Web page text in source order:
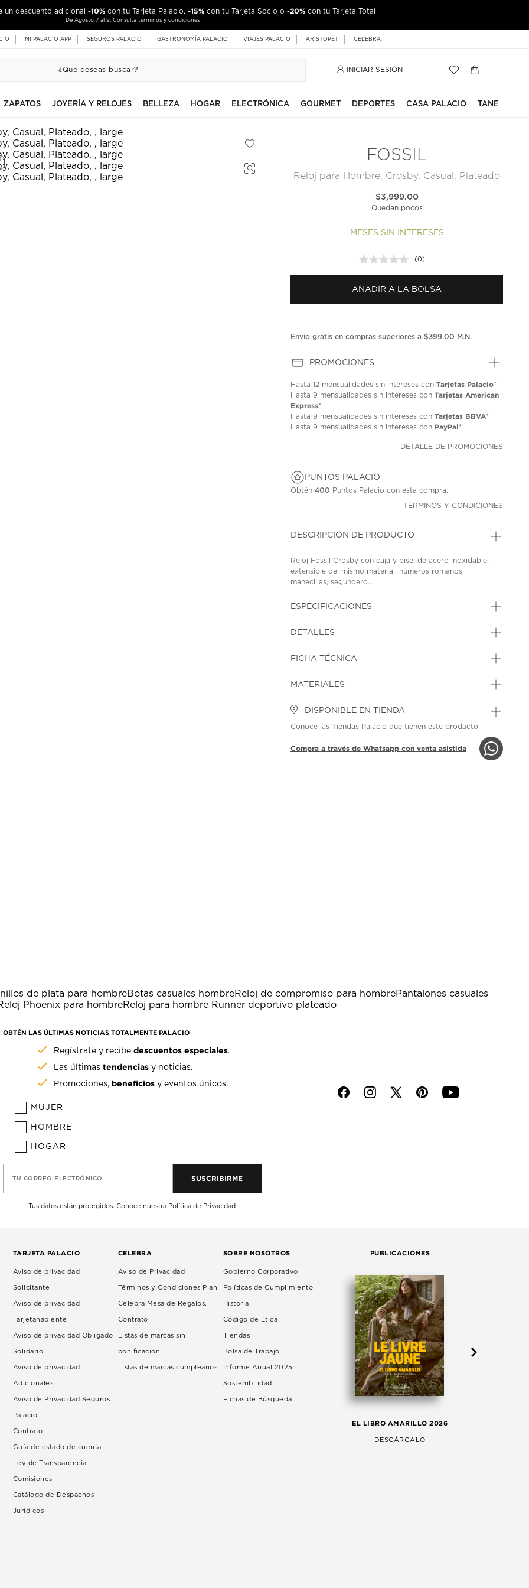
un descuento adicional -10% con tu Tarjeta Palacio, -15% con tu Tarjeta Socio o -20% con tu Tarjeta Total
De Agosto 7 al 9. Consulta términos y condiciones
MI PALACIO APP SEGUROS PALACIO GASTRONOMÍA PALACIO VIAJES PALACIO ARISTOPET CELEBRA
INICIAR SESIÓN
ZAPATOS JOYERÍA Y RELOJES BELLEZA HOGAR ELECTRÓNICA GOURMET DEPORTES CASA PALACIO TANE
FOSSIL
Reloj para Hombre, Crosby, Casual, Plateado
$3,999.00
Quedan pocos
MESES SIN INTERESES
Sin
puntuación.
en
la
(0)
AÑADIR A LA BOLSA
Envío gratis en compras superiores a $399.00 M.N.
PROMOCIONES
Hasta12 mensualidades sin intereses conTarjetas Palacio*
Hasta9 mensualidades sin intereses conTarjetas American
Express*
Hasta9 mensualidades sin intereses conTarjetas BBVA*
Hasta9 mensualidades sin intereses con PayPal*
DETALLE DE PROMOCIONES
PUNTOS PALACIO
Obtén400 Puntos Palacio con esta compra.
TÉRMINOS Y CONDICIONES
DESCRIPCIÓN DE PRODUCTO
Reloj Fossil Crosby con caja y bisel de acero inoxidable,
extensible del mismo material, números romanos,
manecillas, segundero...
ESPECIFICACIONES
DETALLES
FICHA TÉCNICA
MATERIALES
DISPONIBLE EN TIENDA
Conoce las Tiendas Palacio que tienen este producto.
Compra a través de Whatsapp con venta asistida
de plata para hombreBotas casuales hombreReloj de compromiso para hombrePantalones casuales
Phoenix para hombreReloj para hombre Runner deportivo plateado
OBTÉN LAS ÚLTIMAS NOTICIAS TOTALMENTE PALACIO
Regístrate y recibedescuentos especiales.
Las últimastendencias y noticias.
Promociones, beneficios y eventos únicos.
MUJER
HOMBRE
HOGAR
TU CORREO ELECTRÓNICO SUSCRIBIRME
Tus datos están protegidos. Conoce nuestra Política de Privacidad
f i p y
TARJETA PALACIO
Aviso de privacidad
Solicitante
Aviso de privacidad
Tarjetahabiente
Aviso de privacidad Obligado
Solidario
Aviso de privacidad
Adicionales
Aviso de Privacidad Seguros
Palacio
Contrato
Guía de estado de cuenta
Ley de Transparencia
Comisiones
Catálogo de Despachos
Jurídicos
CELEBRA
Aviso de Privacidad
Términos y Condiciones Plan
Celebra Mesa de Regalos.
Contrato
Listas de marcas sin
bonificación
Listas de marcas cumpleaños
SOBRE NOSOTROS
Gobierno Corporativo
Políticas de Cumplimiento
Historia
Código de Ética
Tiendas
Bolsa de Trabajo
Informe Anual 2025
Sostenibilidad
Fichas de Búsqueda
PUBLICACIONES
EL LIBRO AMARILLO 2026
DESCÁRGALO